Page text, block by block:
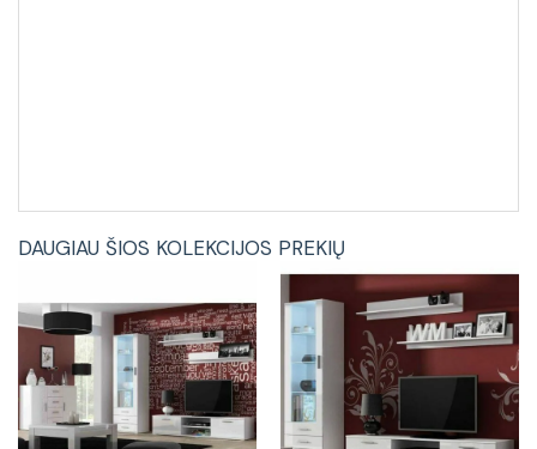
DAUGIAU ŠIOS KOLEKCIJOS PREKIŲ